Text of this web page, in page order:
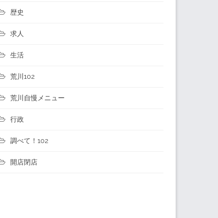
歴史
求人
生活
荒川102
荒川自慢メニュー
行政
調べて！102
開店閉店